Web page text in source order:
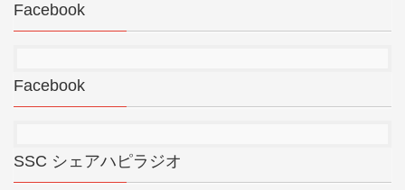
Facebook
Facebook
SSC シェアハピラジオ